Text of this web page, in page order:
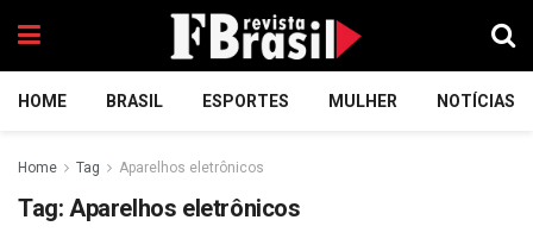
HOME BRASIL ESPORTES MULHER NOTÍCIAS
Home Tag Aparelhos eletrônicos
Tag: Aparelhos eletrônicos